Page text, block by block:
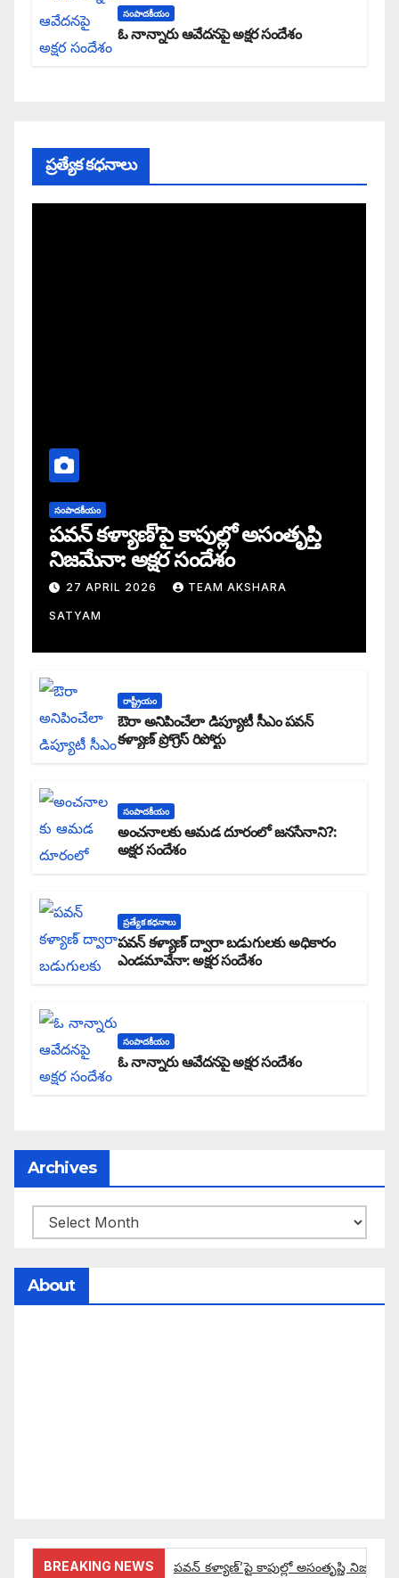
సంపాదకీయం
ఓ నాన్నారు ఆవేదనపై అక్షర సందేశం
ప్రత్యేక కధనాలు
సంపాదకీయం
పవన్ కళ్యాణ్’పై కాపుల్లో అసంతృప్తి
నిజమేనా: అక్షర సందేశం
27 APRIL 2026 TEAM AKSHARA
SATYAM
రాష్ట్రీయం
ఔరా అనిపించేలా డిప్యూటీ సీఎం పవన్
కళ్యాణ్ ప్రోగ్రెస్ రిపోర్టు
సంపాదకీయం
అంచనాలకు ఆమడ దూరంలో జనసేనాని?:
అక్షర సందేశం
ప్రత్యేక కధనాలు
పవన్ కళ్యాణ్ ద్వారా బడుగులకు అధికారం
ఎండమావేనా: అక్షర సందేశం
సంపాదకీయం
ఓ నాన్నారు ఆవేదనపై అక్షర సందేశం
Archives
About
BREAKING NEWS పవన్ కళ్యాణ్’పై కాపుల్లో అసంతృప్తి నిజమేనా: